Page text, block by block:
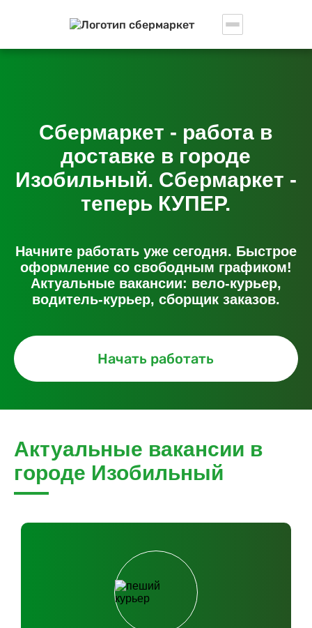
Сбермаркет - работа в
доставке в городе
Изобильный. Сбермаркет -
теперь КУПЕР.
Начните работать уже сегодня. Быстрое
оформление со свободным графиком!
Актуальные вакансии: вело-курьер,
водитель-курьер, сборщик заказов.
Начать работать
Актуальные вакансии в
городе Изобильный